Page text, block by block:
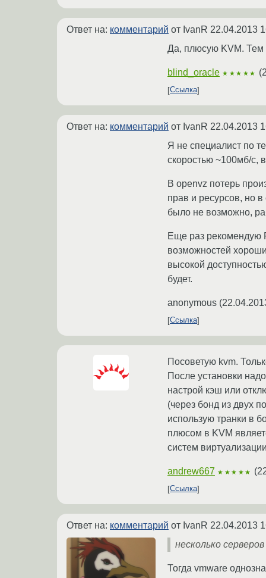
Ответ на: комментарий от IvanR 22.04.2013
Да, плюсую KVM. Тем
blind_oracle ★★★★★ (
Ссылка
Ответ на: комментарий от IvanR 22.04.2013
Я не специалист по
скоростью ~100мб/с,
В openvz потерь
прав и ресурсов, но
было не возможно,
Еще раз рекомендую
возможностей
высокой
будет.
anonymous (
Ссылка
Посоветую kvm.
После установки
настрой кэш или
(через бонд из двух
использую транки в
плюсом в KVM
систем
andrew667 ★★★★★ (
Ссылка
Ответ на: комментарий от IvanR 22.04.2013
несколько
Тогда vmware